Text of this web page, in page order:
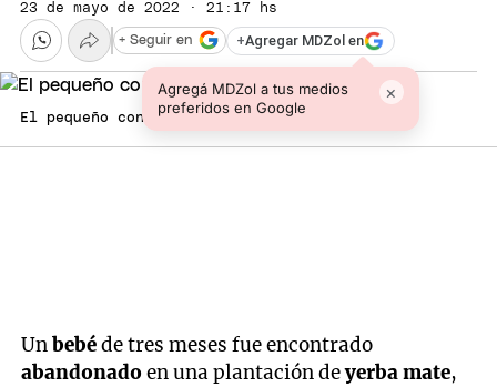
23 de mayo de 2022 · 21:17 hs
+Agregar MDZol en
Agregá MDZol a tus medios
preferidos en Google
×
+ Seguir en
El pequeño continúa internado
Unbebéde tres meses fue encontrado
abandonadoen una plantación deyerba mate,